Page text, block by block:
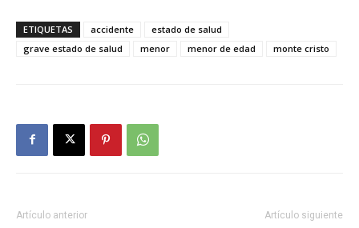
ETIQUETAS accidente
estado de salud
grave estado de salud
menor menor de edad monte cristo
Artículo anterior Artículo siguiente